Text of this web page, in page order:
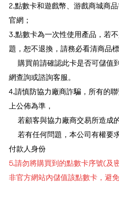
2.點數卡和遊戲幣、游戲商城商
官網；
3.點數卡為一次性使用產品，若
題，恕不退換，請務必看清商品標
購買前請確認此卡是否可儲值
網查詢或諮詢客服。
4.請慎防協力廠商詐騙，所有的
上公佈為準，
若顧客與協力廠商交易所造成
若有任何問題，本公司有權要
付款人身份
5.請勿將購買到的點數卡序號(及
非官方網站內儲值該點數卡，避免